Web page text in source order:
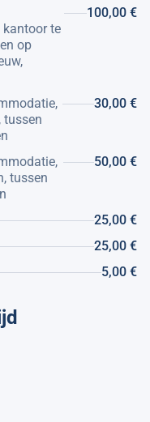
te
op
100,00 €
tussen
30,00 €
tussen
50,00 €
25,00 €
25,00 €
5,00 €